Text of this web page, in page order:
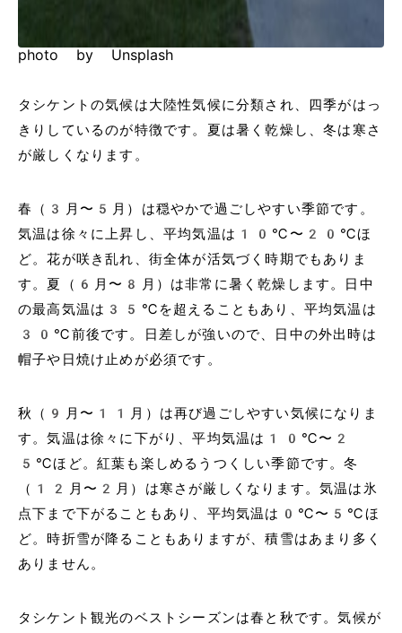
photo by Unsplash
タシケントの気候は大陸性気候に分類され、四季がはっ
きりしているのが特徴です。夏は暑く乾燥し、冬は寒さ
が厳しくなります。
春（3月〜5月）は穏やかで過ごしやすい季節です。
気温は徐々に上昇し、平均気温は10℃〜20℃ほ
ど。花が咲き乱れ、街全体が活気づく時期でもありま
す。夏（6月〜8月）は非常に暑く乾燥します。日中
の最高気温は35℃を超えることもあり、平均気温は
30℃前後です。日差しが強いので、日中の外出時は
帽子や日焼け止めが必須です。
秋（9月〜11月）は再び過ごしやすい気候になりま
す。気温は徐々に下がり、平均気温は10℃〜2
5℃ほど。紅葉も楽しめるうつくしい季節です。冬
（12月〜2月）は寒さが厳しくなります。気温は氷
点下まで下がることもあり、平均気温は0℃〜5℃ほ
ど。時折雪が降ることもありますが、積雪はあまり多く
ありません。
タシケント観光のベストシーズンは春と秋です。気候が